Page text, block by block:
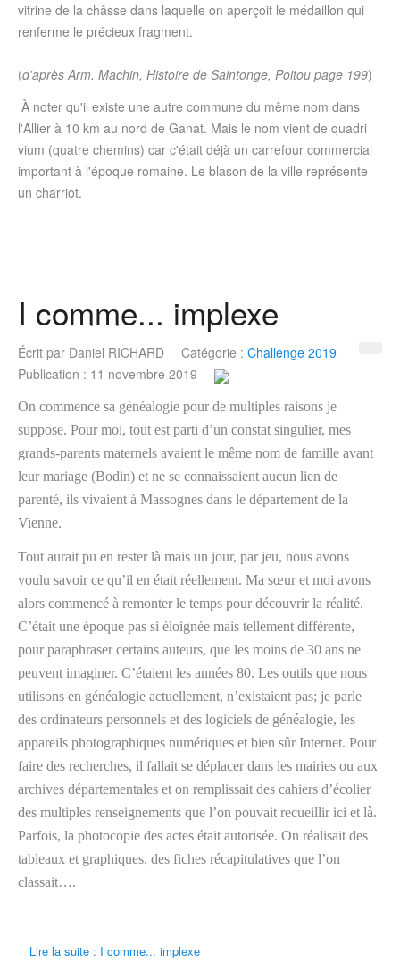
vitrine de la châsse dans laquelle on aperçoit le médaillon qui
renferme le précieux fragment.
(d'après Arm. Machin, Histoire de Saintonge, Poitou page 199)
À noter qu'il existe une autre commune du même nom dans
l'Allier à 10 km au nord de Ganat. Mais le nom vient de quadri
vium (quatre chemins) car c'était déjà un carrefour commercial
important à l'époque romaine. Le blason de la ville représente
un charriot.
I comme... implexe
Écrit par Daniel RICHARD Catégorie : Challenge 2019
Publication : 11 novembre 2019
On commence sa généalogie pour de multiples raisons je
suppose. Pour moi, tout est parti d’un constat singulier, mes
grands-parents maternels avaient le même nom de famille avant
leur mariage (Bodin) et ne se connaissaient aucun lien de
parenté, ils vivaient à Massognes dans le département de la
Vienne.
Tout aurait pu en rester là mais un jour, par jeu, nous avons
voulu savoir ce qu’il en était réellement. Ma sœur et moi avons
alors commencé à remonter le temps pour découvrir la réalité.
C’était une époque pas si éloignée mais tellement différente,
pour paraphraser certains auteurs, que les moins de 30 ans ne
peuvent imaginer. C’étaient les années 80. Les outils que nous
utilisons en généalogie actuellement, n’existaient pas; je parle
des ordinateurs personnels et des logiciels de généalogie, les
appareils photographiques numériques et bien sûr Internet. Pour
faire des recherches, il fallait se déplacer dans les mairies ou aux
archives départementales et on remplissait des cahiers d’écolier
des multiples renseignements que l’on pouvait recueillir ici et là.
Parfois, la photocopie des actes était autorisée. On réalisait des
tableaux et graphiques, des fiches récapitulatives que l’on
classait….
Lire la suite : I comme... implexe